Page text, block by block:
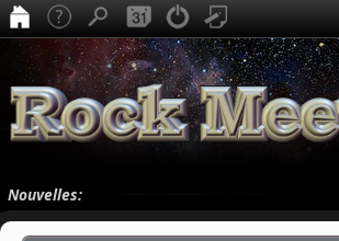
Nouvelles: